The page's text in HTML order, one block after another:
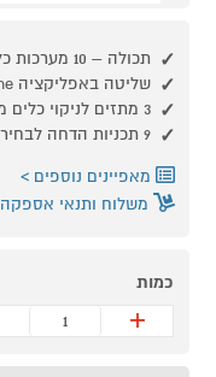
תכולה – 10 מערכות כלים
שליטה באפליקציה Smart Home
3 מתזים לניקוי כלים מיטבי
9 תכניות הדחה לבחירה
מאפיינים נוספים
משלוח ותנאי אספקה
כמות
+